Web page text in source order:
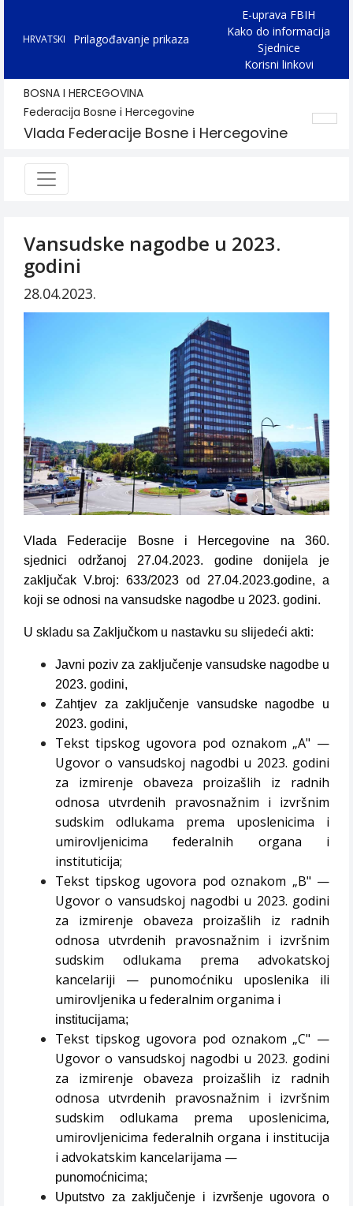
HRVATSKI Prilagođavanje prikaza
E-uprava FBIH
Kako do informacija
Sjednice
Korisni linkovi
BOSNA I HERCEGOVINA
Federacija Bosne i Hercegovine
Vlada Federacije Bosne i Hercegovine
Vansudske nagodbe u 2023.
godini
28.04.2023.
Vlada Federacije Bosne i Hercegovine na 360.
sjednici održanoj 27.04.2023. godine donijela je
zaključak V.broj: 633/2023 od 27.04.2023.godine, a
koji se odnosi na vansudske nagodbe u 2023. godini.
U skladu sa Zaključkom u nastavku su slijedeći akti:
Javni poziv za zaključenje vansudske nagodbe u
2023. godini,
Zahtjev za zaključenje vansudske nagodbe u
2023. godini,
Tekst tipskog ugovora pod oznakom „A" —
Ugovor o vansudskoj nagodbi u 2023. godini
za izmirenje obaveza proizašlih iz radnih
odnosa utvrdenih pravosnažnim i izvršnim
sudskim odlukama prema uposlenicima i
umirovljenicima federalnih organa i
instituticija;
Tekst tipskog ugovora pod oznakom „B" —
Ugovor o vansudskoj nagodbi u 2023. godini
za izmirenje obaveza proizašlih iz radnih
odnosa utvrdenih pravosnažnim i izvršnim
sudskim odlukama prema advokatskoj
kancelariji — punomoćniku uposlenika ili
umirovljenika u federalnim organima i
institucijama;
Tekst tipskog ugovora pod oznakom „C" —
Ugovor o vansudskoj nagodbi u 2023. godini
za izmirenje obaveza proizašlih iz radnih
odnosa utvrdenih pravosnažnim i izvršnim
sudskim odlukama prema uposlenicima,
umirovljenicima federalnih organa i institucija
i advokatskim kancelarijama —
punomoćnicima;
Uputstvo za zaključenje i izvršenje ugovora o